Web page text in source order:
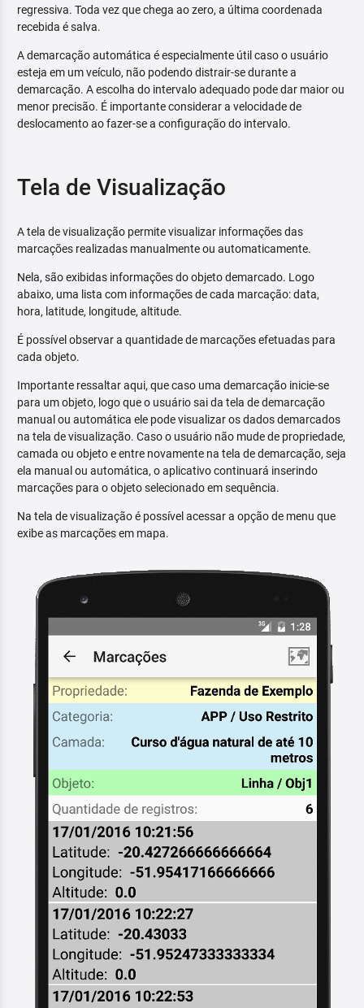
regressiva. Toda vez que chega ao zero, a última coordenada
recebida é salva.
A demarcação automática é especialmente útil caso o usuário
esteja em um veículo, não podendo distrair-se durante a
demarcação. A escolha do intervalo adequado pode dar maior ou
menor precisão. É importante considerar a velocidade de
deslocamento ao fazer-se a configuração do intervalo.
Tela de Visualização
A tela de visualização permite visualizar informações das
marcações realizadas manualmente ou automaticamente.
Nela, são exibidas informações do objeto demarcado. Logo
abaixo, uma lista com informações de cada marcação: data,
hora, latitude, longitude, altitude.
É possível observar a quantidade de marcações efetuadas para
cada objeto.
Importante ressaltar aqui, que caso uma demarcação inicie-se
para um objeto, logo que o usuário sai da tela de demarcação
manual ou automática ele pode visualizar os dados demarcados
na tela de visualização. Caso o usuário não mude de propriedade,
camada ou objeto e entre novamente na tela de demarcação, seja
ela manual ou automática, o aplicativo continuará inserindo
marcações para o objeto selecionado em sequência.
Na tela de visualização é possível acessar a opção de menu que
exibe as marcações em mapa.